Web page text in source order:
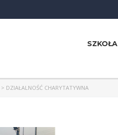
SZKOŁA
> DZIAŁALNOŚĆ CHARYTATYWNA